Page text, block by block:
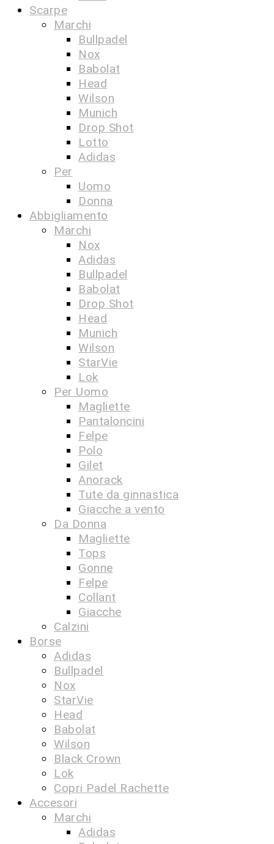
Scarpe
Marchi
Bullpadel
Nox
Babolat
Head
Wilson
Munich
Drop Shot
Lotto
Adidas
Per
Uomo
Donna
Abbigliamento
Marchi
Nox
Adidas
Bullpadel
Babolat
Drop Shot
Head
Munich
Wilson
StarVie
Lok
Per Uomo
Magliette
Pantaloncini
Felpe
Polo
Gilet
Anorack
Tute da ginnastica
Giacche a vento
Da Donna
Magliette
Tops
Gonne
Felpe
Collant
Giacche
Calzini
Borse
Adidas
Bullpadel
Nox
StarVie
Head
Babolat
Wilson
Black Crown
Lok
Copri Padel Rachette
Accesori
Marchi
Adidas